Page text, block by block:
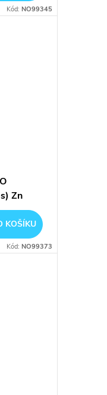
Kód: NO99345
Zn
KOŠÍKU
Kód: NO99373